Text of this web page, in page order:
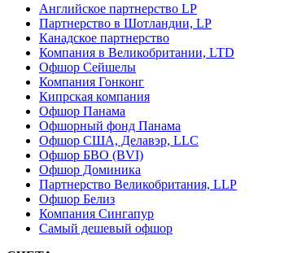
Английское партнерство LP
Партнерство в Шотландии, LP
Канадское партнерство
Компания в Великобритании, LTD
Офшор Сейшелы
Компания Гонконг
Кипрская компания
Офшор Панама
Офшорный фонд Панама
Офшор США, Делавэр, LLC
Офшор БВО (BVI)
Офшор Доминика
Партнерство Великобритания, LLP
Офшор Белиз
Компания Сингапур
Самый дешевый офшор